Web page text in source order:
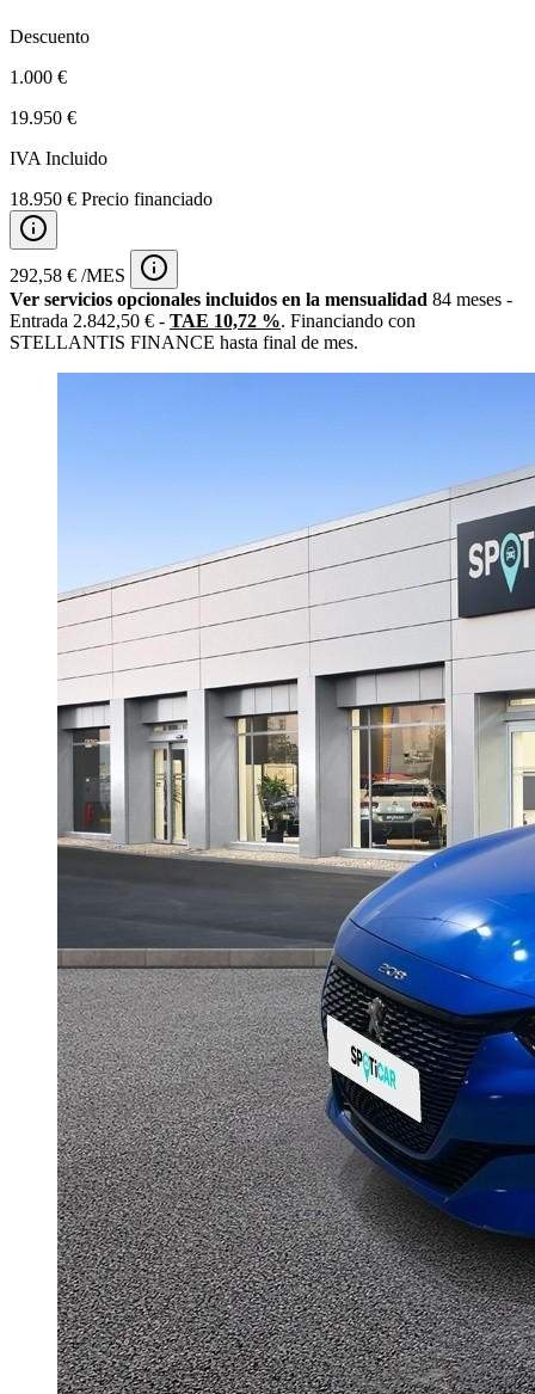
Descuento
1.000 €
19.950 €
IVA Incluido
18.950 € Precio financiado
292,58 € /MES
Ver servicios opcionales incluidos en la mensualidad 84 meses -
Entrada 2.842,50 € - TAE 10,72 %. Financiando con
STELLANTIS FINANCE hasta final de mes.